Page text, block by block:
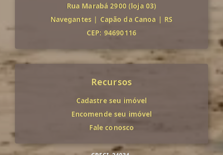
Rua Marabá 2900 (loja 03)
Navegantes | Capão da Canoa | RS
CEP: 94690116
Recursos
Cadastre seu imóvel
Encomende seu imóvel
Fale conosco